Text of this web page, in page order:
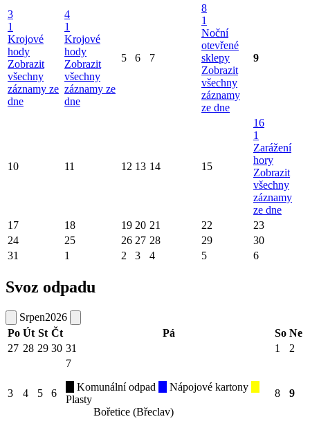
3
1
Krojové
hody
Zobrazit
všechny
záznamy ze
dne
4
1
Krojové
hody
Zobrazit
všechny
záznamy ze
dne
5 6 7
8
1
Noční
otevřené
sklepy
Zobrazit
všechny
záznamy
ze dne
9
10 11 12 13 14 15
16
1
Zarážení
hory
Zobrazit
všechny
záznamy
ze dne
17
18 19 20 21 22
23
24
25 26 27 28 29
30
31
1 2 3 4 5 6
Svoz odpadu
Srpen2026
Po Út St Čt Pá So Ne
27 28 29 30 31 1 2
3 4 5 6
7
Komunální odpad
Nápojové kartony
Plasty
Bořetice (Břeclav)
8 9